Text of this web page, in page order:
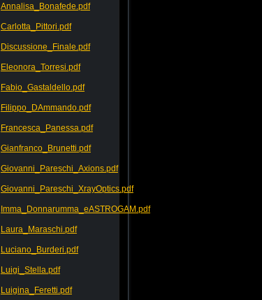
Annalisa_Bonafede.pdf
Carlotta_Pittori.pdf
Discussione_Finale.pdf
Eleonora_Torresi.pdf
Fabio_Gastaldello.pdf
Filippo_DAmmando.pdf
Francesca_Panessa.pdf
Gianfranco_Brunetti.pdf
Giovanni_Pareschi_Axions.pdf
Giovanni_Pareschi_XrayOptics.pdf
Imma_Donnarumma_eASTROGAM.pdf
Laura_Maraschi.pdf
Luciano_Burderi.pdf
Luigi_Stella.pdf
Luigina_Feretti.pdf